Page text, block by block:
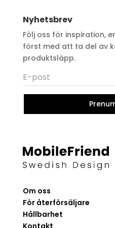
Nyhetsbrev
Följ oss för inspiration,
först med att ta del av
produktsläpp.
Om oss
För återförsäljare
Hållbarhet